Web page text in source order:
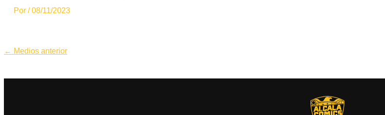
Por /08/11/2023
Navegación
← Medios anterior